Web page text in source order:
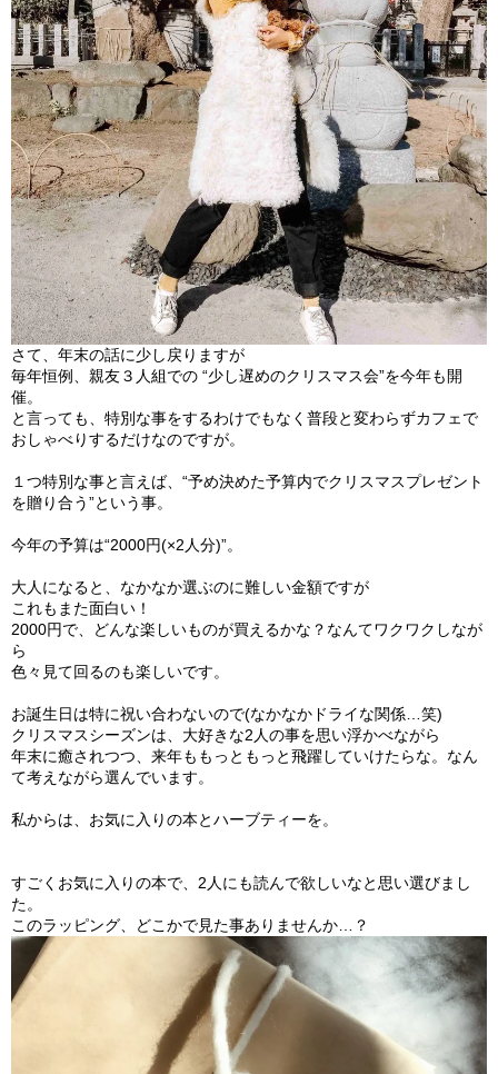
さて、年末の話に少し戻りますが
毎年恒例、親友３人組での “少し遅めのクリスマス会”を今年も開
催。
と言っても、 特別な事をするわけでもなく普段と変わらずカフェで
おしゃべりするだけなのですが。
１つ特別な事と言えば、“予め決めた予算内でクリスマスプレゼント
を贈り合う”という事。
今年の予算は“2000円(×2人分)”。
大人になると、なかなか選ぶのに難しい金額ですが
これもまた面白い！
2000円で、どんな楽しいものが買えるかな？ なんてワクワクしなが
ら
色々見て回るのも楽しいです。
お誕生日は特に祝い合わないので(なかなかドライな関係…笑)
クリスマスシーズンは、大好きな2人の事を思い浮かべながら
年末に癒されつつ、来年ももっともっと飛躍していけたらな。 なん
て考えながら選んでいます。
私からは、お気に入りの本とハーブティーを。
すごくお気に入りの本で、 2人にも読んで欲しいなと思い選びまし
た。
このラッピング、どこかで見た事ありませんか…？